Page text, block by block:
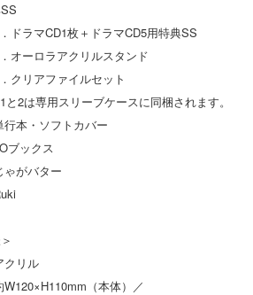
＋ドラマCD5用特典SS
クリルスタンド
イルセット
ーブケースに同梱されます。
ソフトカバー
クス
ター
ル
（本体）／